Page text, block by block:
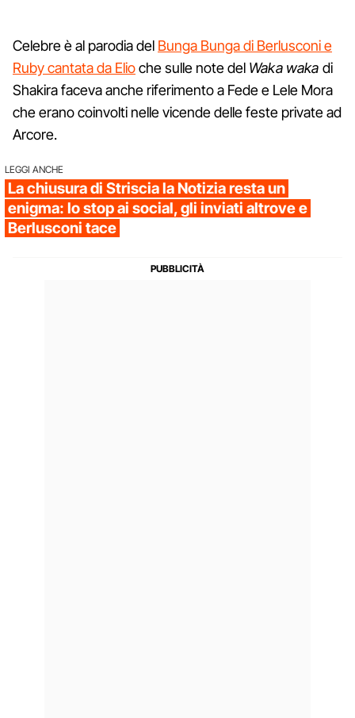
Celebre è al parodia del Bunga Bunga di Berlusconi e
Ruby cantata da Elioche sulle note del Waka waka di
Shakira faceva anche riferimento a Fede e Lele Mora
che erano coinvolti nelle vicende delle feste private ad
Arcore.
LEGGI ANCHE
La chiusura di Striscia la Notizia resta un
enigma: lo stop ai social, gli inviati altrove e
Berlusconi tace